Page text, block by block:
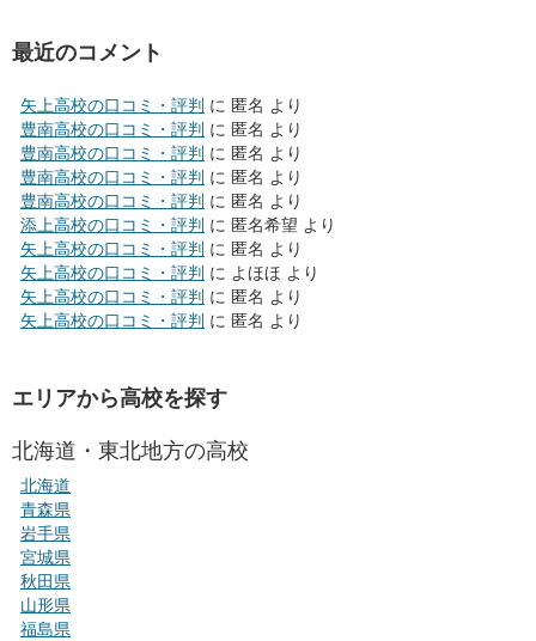
最近のコメント
矢上高校の口コミ・評判 に 匿名 より
豊南高校の口コミ・評判 に 匿名 より
豊南高校の口コミ・評判 に 匿名 より
豊南高校の口コミ・評判 に 匿名 より
豊南高校の口コミ・評判 に 匿名 より
添上高校の口コミ・評判 に 匿名希望 より
矢上高校の口コミ・評判 に 匿名 より
矢上高校の口コミ・評判 に よほほ より
矢上高校の口コミ・評判 に 匿名 より
矢上高校の口コミ・評判 に 匿名 より
エリアから高校を探す
北海道・東北地方の高校
北海道
青森県
岩手県
宮城県
秋田県
山形県
福島県